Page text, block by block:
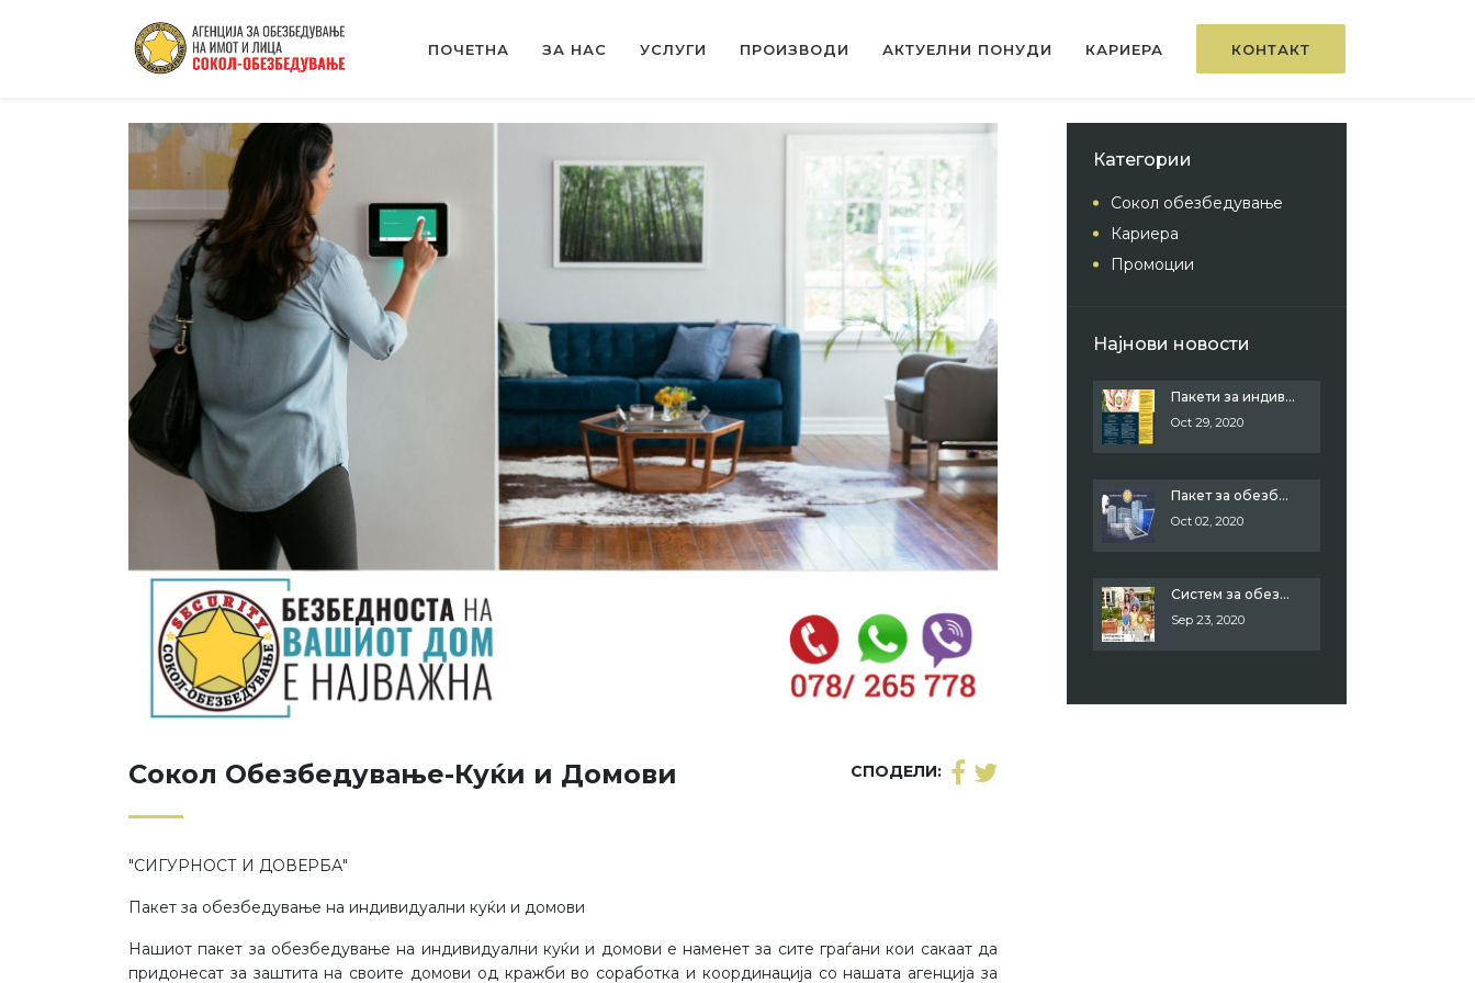
ПОЧЕТНА (CURRENT)
ЗА НАС УСЛУГИ ПРОИЗВОДИ АКТУЕЛНИ ПОНУДИ КАРИЕРА КОНТАКТ
Сокол Обезбедување-Куќи и Домови СПОДЕЛИ:
"СИГУРНОСТ И ДОВЕРБА"
Пакет за обезбедување на индивидуални куќи и домови
Нашиот пакет за обезбедување на индивидуални куќи и домови е наменет за сите граѓани кои сакаат да
придонесат за заштита на своите домови од кражби во соработка и координација со нашата агенција за
Категории
Сокол обезбедување
Кариера
Промоции
Најнови новости
Пакети за индивидуални куќи и домови
Oct 29, 2020
Пакет за обезбедување на деловни објекти
Oct 02, 2020
Систем за обезбедување на индивидуални домови
Sep 23, 2020